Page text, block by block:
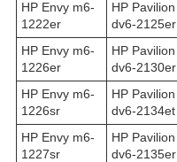
HP Envy m6-
1222er
HP Pavilion
dv6-2125er
HP Envy m6-
1226er
HP Pavilion
dv6-2130er
HP Envy m6-
1226sr
HP Pavilion
dv6-2134et
HP Envy m6-
1227sr
HP Pavilion
dv6-2135er